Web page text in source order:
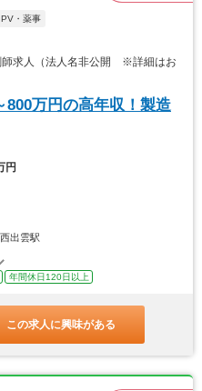
・薬事
師求人（法人名非公開 ※詳細はお
800万円の高年収！製造
円
出雲駅
年間休日120日以上
この求人に興味がある